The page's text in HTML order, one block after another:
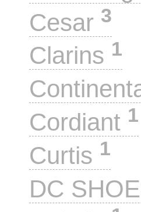
Cesar 3
Clarins 1
Cordiant 1
Curtis 1
DC